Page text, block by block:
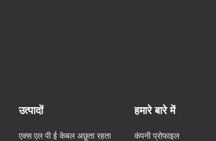
उत्पादों
एक्स एल पी ई केबल अछूता रहता
हमारे बारे में
कंपनी प्रोफाइल